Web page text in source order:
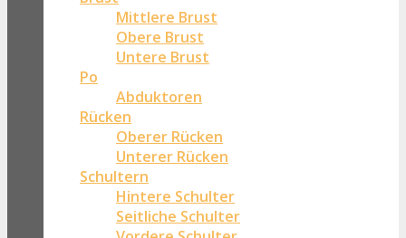
Mittlere Brust
Obere Brust
Untere Brust
Po
Abduktoren
Rücken
Oberer Rücken
Unterer Rücken
Schultern
Hintere Schulter
Seitliche Schulter